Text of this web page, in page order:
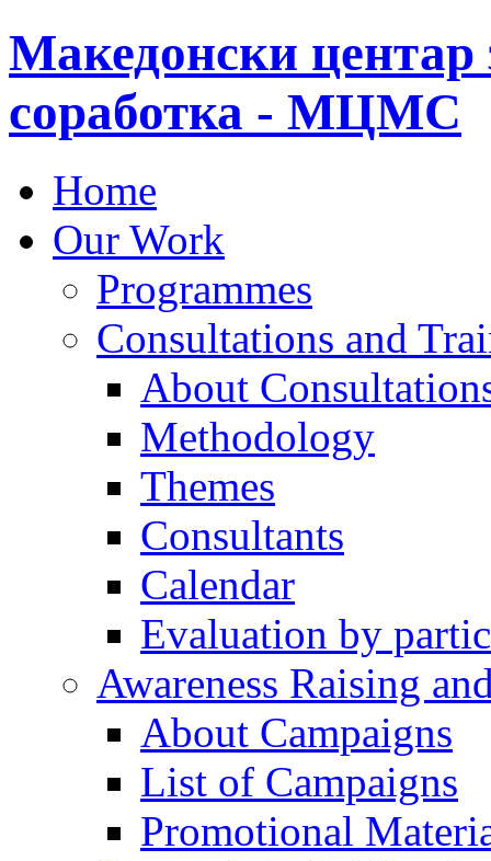
Македонски центар
соработка - МЦМС
Home
Our Work
Programmes
Consultations and
About
Methodology
Themes
Consultants
Calendar
Evaluation by
Awareness Raising
About Campaigns
List of Campaigns
Promotional